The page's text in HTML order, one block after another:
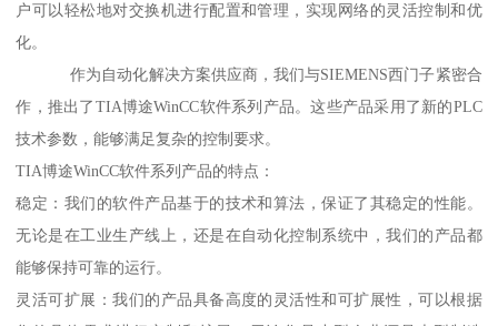
户可以轻松地对交换机进行配置和管理，实现网络的灵活控制和优
化。
作为自动化解决方案供应商，我们与SIEMENS西门子紧密合
作，推出了TIA博途WinCC软件系列产品。这些产品采用了新的PLC
技术参数，能够满足复杂的控制要求。
TIA博途WinCC软件系列产品的特点：
稳定：我们的软件产品基于的技术和算法，保证了其稳定的性能。
无论是在工业生产线上，还是在自动化控制系统中，我们的产品都
能够保持可靠的运行。
灵活可扩展：我们的产品具备高度的灵活性和可扩展性，可以根据